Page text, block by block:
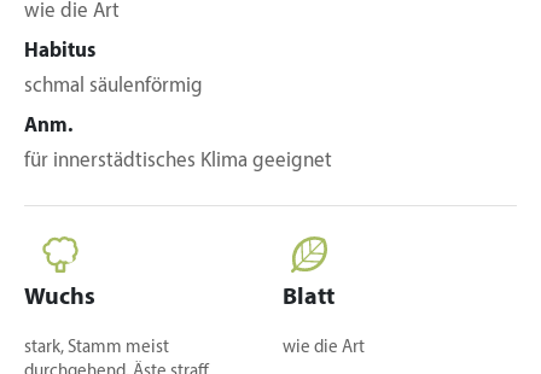
wie die Art
Habitus
schmal säulenförmig
Anm.
für innerstädtisches Klima geeignet
Wuchs
stark, Stamm meist
Blatt
wie die Art